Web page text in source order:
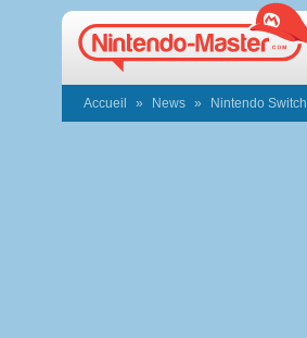
Accueil News Nintendo Switch